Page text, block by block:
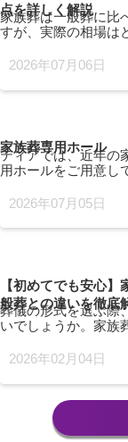
点を詳しく解説
家族葬は一般葬に比
すが、実際の相場は
ジでは相場や費用の
2026年07月06日
家族葬専用ホール
ティアでは、近年の
用ホールをご用意し
葬…。 故人様と最期
家族葬専用ホールの
2026年07月05日
【初めてでも安心
般葬との違いを徹底
葬儀の形式を選ぶ際
いでしょうか。家族
ページでは、家族葬
してみてください。
2026年02月04日